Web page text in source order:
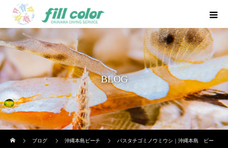
BLOG
ブログ
沖縄本島ビーチ パスタチゴミノウミウシ｜沖縄本島 ビー